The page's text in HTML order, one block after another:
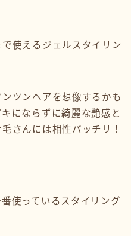
使えるジェルスタイリン
ツンヘアを想像するかも
にならずに綺麗な艶感と
さんには相性バッチリ！
使っているスタイリング